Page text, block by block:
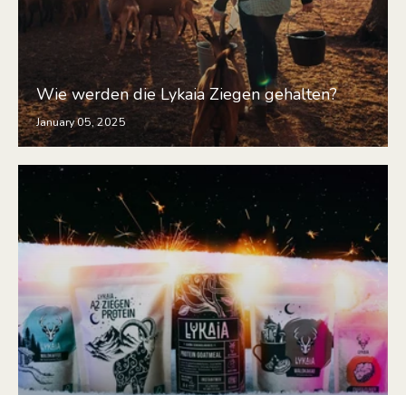
Wie werden die Lykaia Ziegen gehalten?
January 05, 2025